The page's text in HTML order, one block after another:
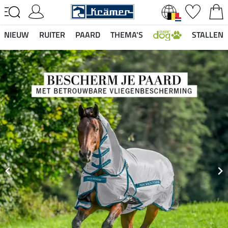
NIEUW RUITER PAARD THEMA'S STALLEN